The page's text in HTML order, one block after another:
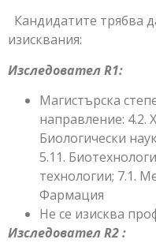
Кандидатите трябва
изисквания:
Изследовател R1:
Магистърска
направление: 4.2.
Биологически
5.11.
технологии; 7.1.
Фармация
Не се изисква
Изследовател R2 :